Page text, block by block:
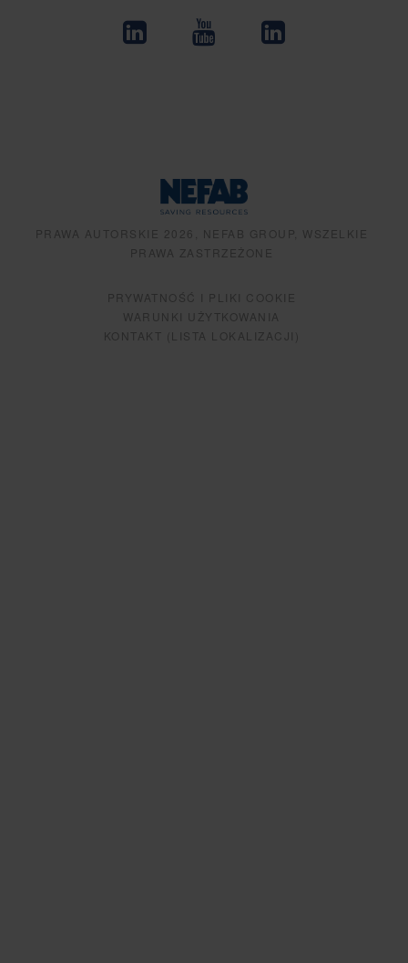
PRAWA AUTORSKIE 2026, NEFAB GROUP, WSZELKIE
PRAWA ZASTRZEŻONE
PRYWATNOŚĆ I PLIKI COOKIE
WARUNKI UŻYTKOWANIA
KONTAKT (LISTA LOKALIZACJI)